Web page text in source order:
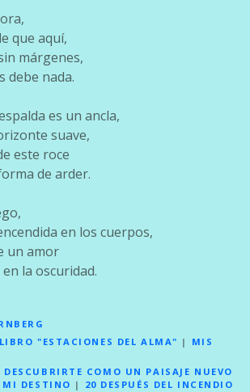
que aquí,
márgenes,
debe nada.
es un ancla,
suave,
este roce
de arder.
en los cuerpos,
un amor
la oscuridad.
LIBRO "ESTACIONES DEL ALMA" | MIS
DESCUBRIRTE COMO UN PAISAJE NUEVO
MI DESTINO | 20 DESPUÉS DEL INCENDIO